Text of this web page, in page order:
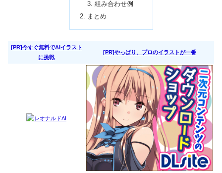
組み合わせ例
まとめ
[PR]今すぐ無料でAIイラスト
に挑戦
[PR]やっぱり、プロのイラストが一番